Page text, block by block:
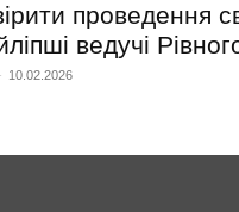
проведення
ведучі
- 10.02.2026